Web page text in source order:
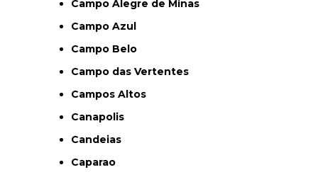
Campo Alegre de Minas
Campo Azul
Campo Belo
Campo das Vertentes
Campos Altos
Canapolis
Candeias
Caparao